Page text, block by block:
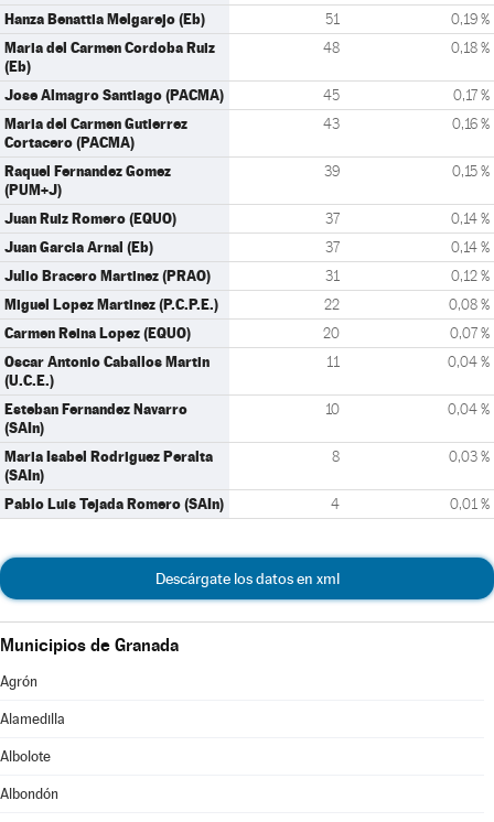
Hanza Benattia Melgarejo (Eb) 51 0,19 %
Maria del Carmen Cordoba Ruiz
(Eb)
48 0,18 %
Jose Almagro Santiago (PACMA) 45 0,17 %
Maria del Carmen Gutierrez
Cortacero (PACMA)
43 0,16 %
Raquel Fernandez Gomez
(PUM+J)
39 0,15 %
Juan Ruiz Romero (EQUO) 37 0,14 %
Juan Garcia Arnal (Eb) 37 0,14 %
Julio Bracero Martinez (PRAO) 31 0,12 %
Miguel Lopez Martinez (P.C.P.E.) 22 0,08 %
Carmen Reina Lopez (EQUO) 20 0,07 %
Oscar Antonio Caballos Martin
(U.C.E.)
11 0,04 %
Esteban Fernandez Navarro
(SAIn)
10 0,04 %
Maria Isabel Rodriguez Peralta
(SAIn)
8 0,03 %
Pablo Luis Tejada Romero (SAIn) 4 0,01 %
Descárgate los datos en xml
Municipios de Granada
Agrón
Alamedilla
Albolote
Albondón